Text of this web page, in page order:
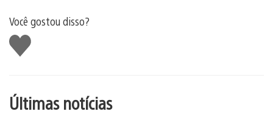
Você gostou disso?
Curtir
Últimas notícias